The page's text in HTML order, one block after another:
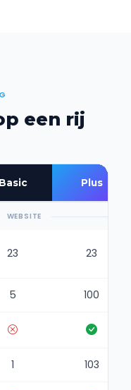
een rij
Basic Plus
WEBSITE
23 23
5 100
1 103